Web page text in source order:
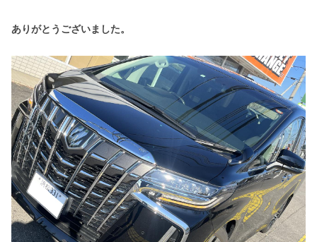
ありがとうございました。